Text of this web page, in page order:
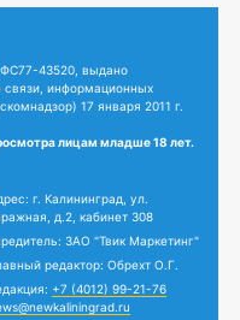
43520, выдано
связи, информационных
17 января 2011 г.
лицам младше 18 лет.
г. Калининград, ул.
д.2, кабинет 308
ЗАО "Твик Маркетинг"
редактор: Обрехт О.Г.
+7 (4012) 99-21-76